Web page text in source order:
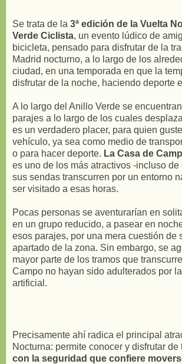
Se trata de la 3ª edición de la Vuelta
Verde Ciclista, un evento lúdico de
bicicleta, pensado para disfrutar de la
Madrid nocturno, a lo largo de los
ciudad, en una temporada en que la
disfrutar de la noche, haciendo deporte
A lo largo del Anillo Verde se
parajes a lo largo de los cuales
es un verdadero placer, para quien
vehículo, ya sea como medio de
o para hacer deporte. La Casa de
es uno de los más atractivos -incluso de
sus sendas transcurren por un entorno
ser visitado a esas horas.
Pocas personas se aventurarían en
en un grupo reducido, a pasear en
esos parajes, por una mera cuestión de
apartado de la zona. Sin embargo, se
mayor parte de los tramos que
Campo no hayan sido adulterados por
artificial.
Precisamente ahí radica el principal
Nocturna: permite conocer y disfrutar
con la seguridad que confiere